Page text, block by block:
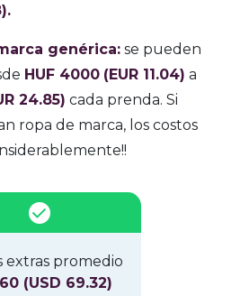
genérica: se pueden
HUF 4000 (EUR 11.04) a
24.85) cada prenda. Si
ropa de marca, los costos
extras promedio
60 (USD 69.32)